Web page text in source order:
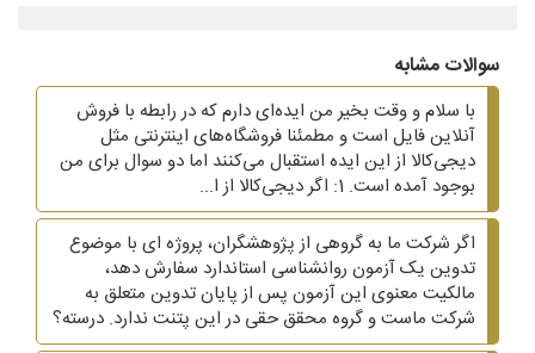
سوالات مشابه
با سلام و وقت بخیر من ایده‌ای دارم که در رابطه با فروش
آنلاین فایل است و مطمئنا فروشگاه‌های اینترنتی مثل
دیجی‌کالا از این ایده استقبال می‌کنند اما دو سوال برای من
بوجود آمده است. 1: اگر دیجی‌کالا از ا...
اگر شرکت ما به گروهی از پژوهشگران، پروژه ای با موضوع
تدوین یک آزمون روانشناسی استاندارد سفارش دهد،
مالکیت معنوی این آزمون پس از پایان تدوین متعلق به
شرکت ماست و گروه محقق حقی در این پتنت ندارد. درسته؟